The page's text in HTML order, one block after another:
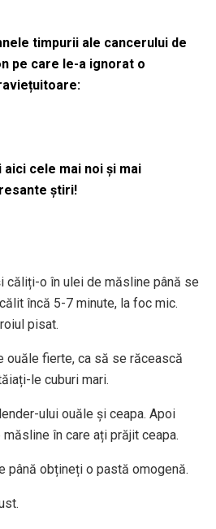
timpurii ale cancerului de
pe care le-a ignorat o
aici cele mai noi și mai
știri!
căliți-o în ulei de măsline până se
încă 5-7 minute, la foc mic.
pisat.
ouăle fierte, ca să se răcească
le cuburi mari.
ului ouăle și ceapa. Apoi
în care ați prăjit ceapa.
până obțineți o pastă omogenă.